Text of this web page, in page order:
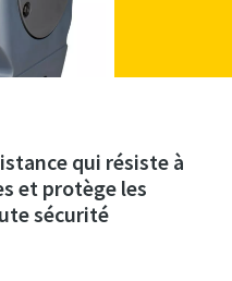
qui résiste à
et protège les
sécurité